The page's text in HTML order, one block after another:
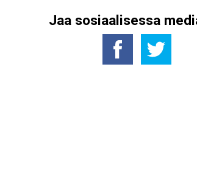
Jaa sosiaalisessa